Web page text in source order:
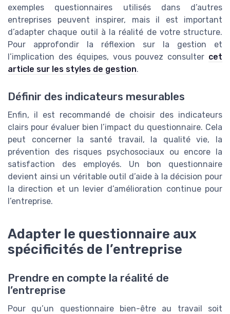
exemples questionnaires utilisés dans d’autres
entreprises peuvent inspirer, mais il est important
d’adapter chaque outil à la réalité de votre structure.
Pour approfondir la réflexion sur la gestion et
l’implication des équipes, vous pouvez consulter cet
article sur les styles de gestion.
Définir des indicateurs mesurables
Enfin, il est recommandé de choisir des indicateurs
clairs pour évaluer bien l’impact du questionnaire. Cela
peut concerner la santé travail, la qualité vie, la
prévention des risques psychosociaux ou encore la
satisfaction des employés. Un bon questionnaire
devient ainsi un véritable outil d’aide à la décision pour
la direction et un levier d’amélioration continue pour
l’entreprise.
Adapter le questionnaire aux
spécificités de l’entreprise
Prendre en compte la réalité de
l’entreprise
Pour qu’un questionnaire bien-être au travail soit